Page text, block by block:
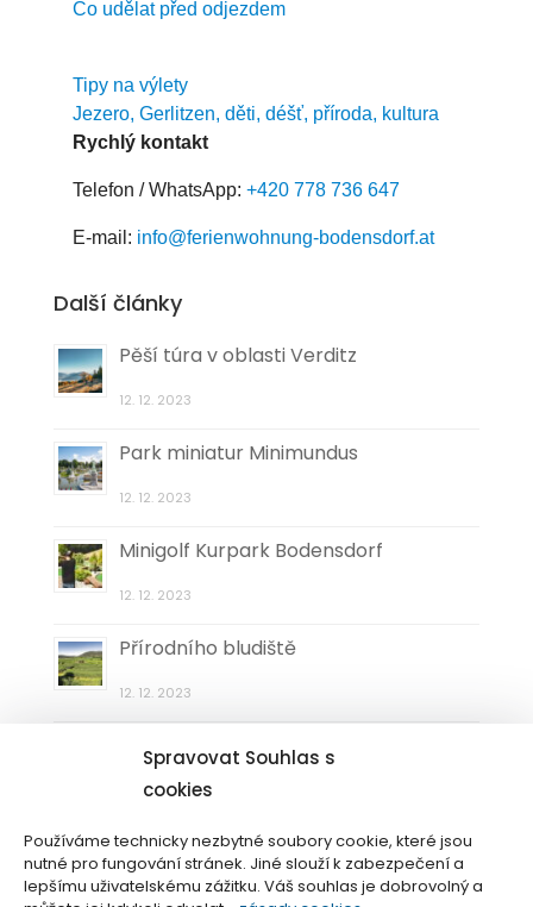
Spravovat Souhlas s
cookies
Používáme technicky nezbytné soubory cookie, které jsou
nutné pro fungování stránek. Jiné slouží k zabezpečení a
lepšímu uživatelskému zážitku. Váš souhlas je dobrovolný a
Co udělat před odjezdem
Tipy na výlety
Jezero, Gerlitzen, děti, déšť, příroda, kultura
Rychlý kontakt
Telefon / WhatsApp: +420 778 736 647
E-mail: info@ferienwohnung-bodensdorf.at
Další články
Pěší túra v oblasti Verditz
12. 12. 2023
Park miniatur Minimundus
12. 12. 2023
Minigolf Kurpark Bodensdorf
12. 12. 2023
Přírodního bludiště
12. 12. 2023
Muzeum zkamenělin a krystalů
Pörtschach